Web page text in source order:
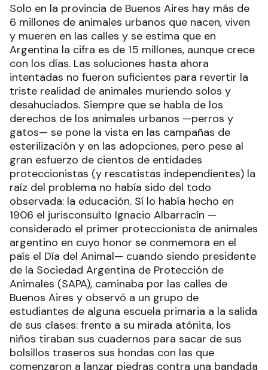
Solo en la provincia de Buenos Aires hay más de
6 millones de animales urbanos que nacen, viven
y mueren en las calles y se estima que en
Argentina la cifra es de 15 millones, aunque crece
con los días. Las soluciones hasta ahora
intentadas no fueron suficientes para revertir la
triste realidad de animales muriendo solos y
desahuciados. Siempre que se habla de los
derechos de los animales urbanos —perros y
gatos— se pone la vista en las campañas de
esterilización y en las adopciones, pero pese al
gran esfuerzo de cientos de entidades
proteccionistas (y rescatistas independientes) la
raíz del problema no había sido del todo
observada: la educación. Sí lo había hecho en
1906 el jurisconsulto Ignacio Albarracín —
considerado el primer proteccionista de animales
argentino en cuyo honor se conmemora en el
país el Día del Animal— cuando siendo presidente
de la Sociedad Argentina de Protección de
Animales (SAPA), caminaba por las calles de
Buenos Aires y observó a un grupo de
estudiantes de alguna escuela primaria a la salida
de sus clases: frente a su mirada atónita, los
niños tiraban sus cuadernos para sacar de sus
bolsillos traseros sus hondas con las que
comenzaron a lanzar piedras contra una bandada